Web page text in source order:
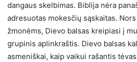
dangaus skelbimas. Biblija nėra
adresuotas mokesčių sąskaitas.
žmonėms, Dievo balsas kreipiasi į
grupinis aplinkraštis. Dievo balsas
asmeniškai, kaip vaikui rašantis